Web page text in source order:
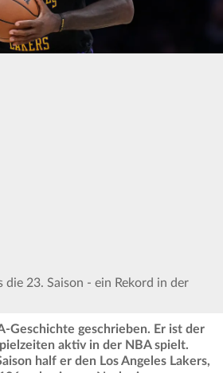
die 23. Saison - ein Rekord in der
Geschichte geschrieben. Er ist der
aktiv in der NBA spielt.
half er den Los Angeles Lakers,